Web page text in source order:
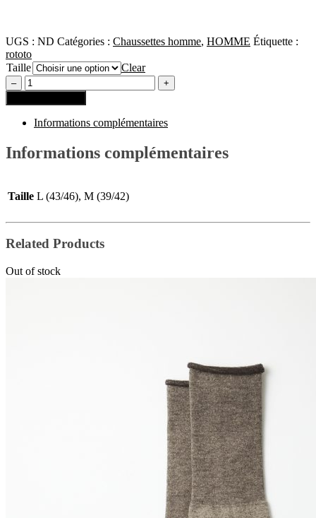
UGS : ND Catégories : Chaussettes homme, HOMME Étiquette :
rototo
Taille
Clear
Informations complémentaires
Informations complémentaires
Taille L (43/46), M (39/42)
Related Products
Out of stock